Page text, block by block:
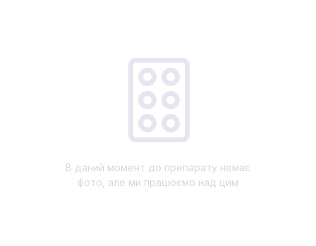
В даний момент до препарату немає
фото, але ми працюємо над цим